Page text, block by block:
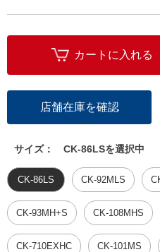
カートに入れる
店舗在庫を確認
サイズ： CK-86LSを選択中
CK-86LS CK-92MLS
CK-93MH+S CK-108MHS
CK-710EXHC CK-101MS